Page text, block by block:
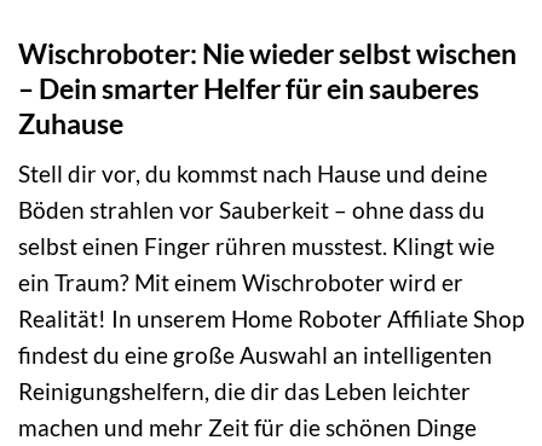
Wischroboter: Nie wieder selbst wischen
– Dein smarter Helfer für ein sauberes
Zuhause
Stell dir vor, du kommst nach Hause und deine
Böden strahlen vor Sauberkeit – ohne dass du
selbst einen Finger rühren musstest. Klingt wie
ein Traum? Mit einem Wischroboter wird er
Realität! In unserem Home Roboter Affiliate Shop
findest du eine große Auswahl an intelligenten
Reinigungshelfern, die dir das Leben leichter
machen und mehr Zeit für die schönen Dinge